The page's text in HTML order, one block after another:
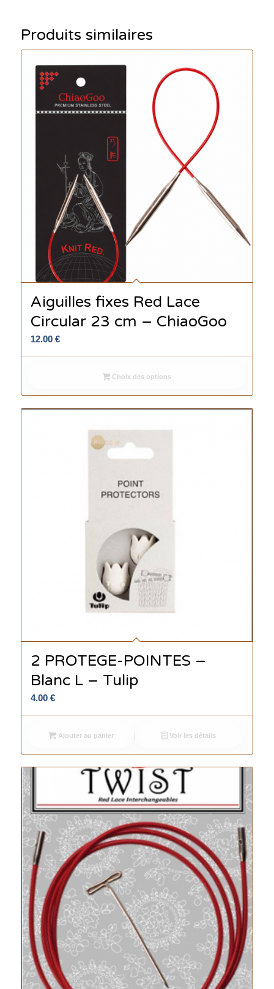
Produits similaires
Aiguilles fixes Red Lace
Circular 23 cm – ChiaoGoo
12.00 €
Choix des options
2 PROTEGE-POINTES –
Blanc L – Tulip
4.00 €
Ajouter au panier Voir les détails